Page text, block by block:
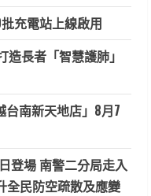
充電站上線啟用
長者「智慧護肺」
台南新天地店」8月7
登場 南警二分局走入
全民防空疏散及應變